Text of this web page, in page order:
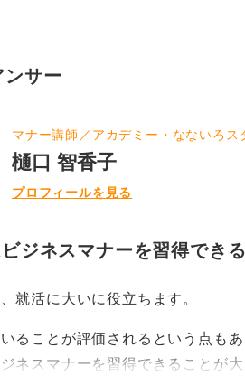
ンサー
マナー講師／アカデミー・なないろス
樋口 智香子
プロフィールを見る
ジネスマナーを習得でき
就活に大いに役立ちます。
ることが評価されるという点も
ネスマナーを習得できることが大